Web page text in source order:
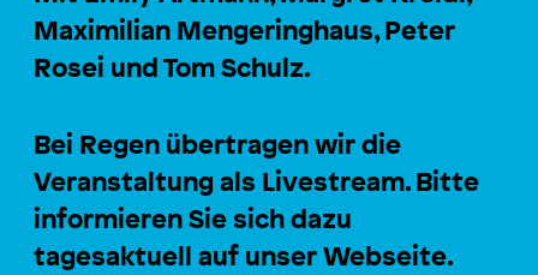
Maximilian Mengeringhaus, Peter
Rosei und Tom Schulz.
Bei Regen übertragen wir die
Veranstaltung als Livestream. Bitte
informieren Sie sich dazu
tagesaktuell auf unser Webseite.